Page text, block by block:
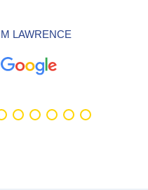
M LAWRENCE